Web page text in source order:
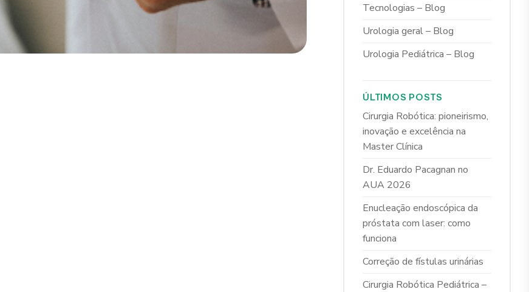
Tecnologias – Blog
Urologia geral – Blog
Urologia Pediátrica – Blog
ÚLTIMOS POSTS
Cirurgia Robótica: pioneirismo,
inovação e excelência na
Master Clínica
Dr. Eduardo Pacagnan no
AUA 2026
Enucleação endoscópica da
próstata com laser: como
funciona
Correção de fístulas urinárias
Cirurgia Robótica Pediátrica –